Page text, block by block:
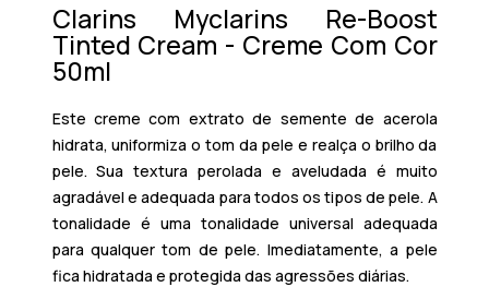
Clarins Myclarins Re-Boost
Tinted Cream - Creme Com Cor
50ml
Este creme com extrato de semente de acerola
hidrata, uniformiza o tom da pele e realça o brilho da
pele. Sua textura perolada e aveludada é muito
agradável e adequada para todos os tipos de pele. A
tonalidade é uma tonalidade universal adequada
para qualquer tom de pele. Imediatamente, a pele
fica hidratada e protegida das agressões diárias.